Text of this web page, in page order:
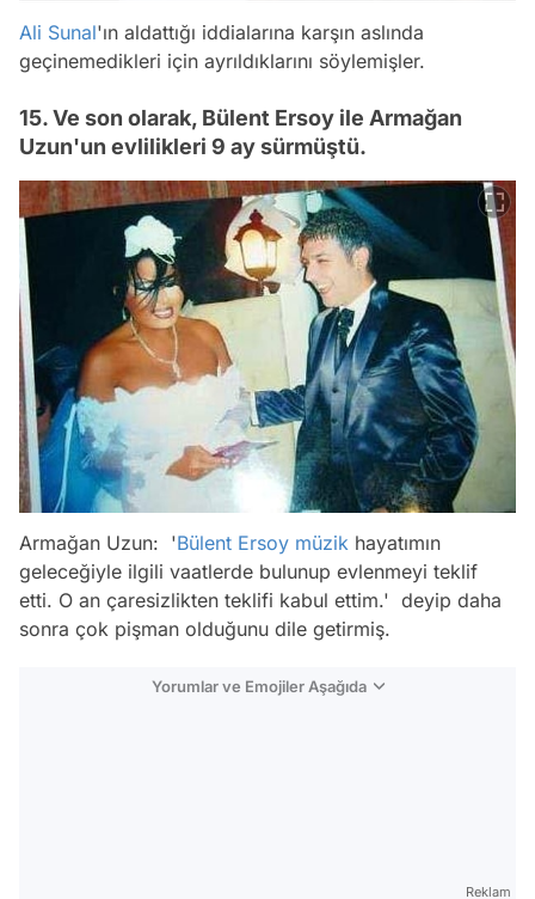
Ali Sunal'ın aldattığı iddialarına karşın aslında
geçinemedikleri için ayrıldıklarını söylemişler.
15. Ve son olarak, Bülent Ersoy ile Armağan
Uzun'un evlilikleri 9 ay sürmüştü.
Armağan Uzun: 'Bülent Ersoy müzik hayatımın
geleceğiyle ilgili vaatlerde bulunup evlenmeyi teklif
etti. O an çaresizlikten teklifi kabul ettim.' deyip daha
sonra çok pişman olduğunu dile getirmiş.
Yorumlar ve Emojiler Aşağıda
Reklam